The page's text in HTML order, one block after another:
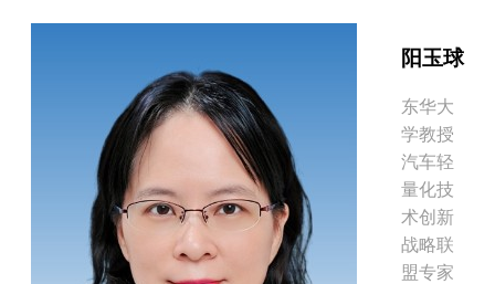
阳玉球
东华大
学教授
汽车轻
量化技
术创新
战略联
盟专家